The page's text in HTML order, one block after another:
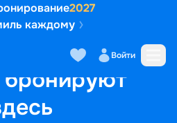
2027
каждому
Войти